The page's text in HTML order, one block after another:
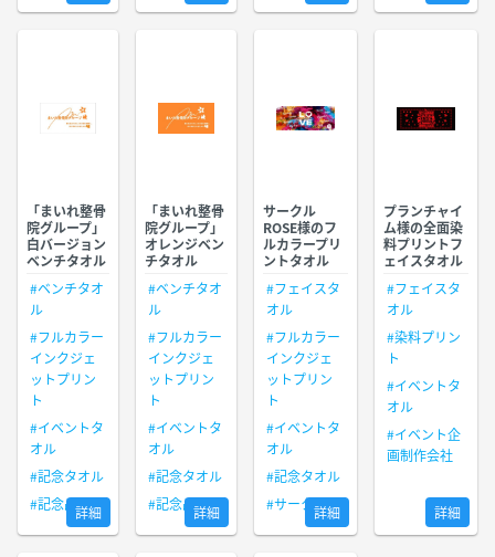
「まいれ整骨
院グループ」
白バージョン
ベンチタオル
#ベンチタオ
ル
#フルカラー
インクジェ
ットプリン
ト
#イベントタ
オル
#記念タオル
#記念品詳細
「まいれ整骨
院グループ」
オレンジベン
チタオル
#ベンチタオ
ル
#フルカラー
インクジェ
ットプリン
ト
#イベントタ
オル
#記念タオル
#記念品詳細
サークル
ROSE様のフ
ルカラープリ
ントタオル
#フェイスタ
オル
#フルカラー
インクジェ
ットプリン
ト
#イベントタ
オル
#記念タオル
#サークル詳細
プランチャイ
ム様の全面染
料プリントフ
ェイスタオル
#フェイスタ
オル
#染料プリン
ト
#イベントタ
オル
#イベント企
画制作会社
詳細